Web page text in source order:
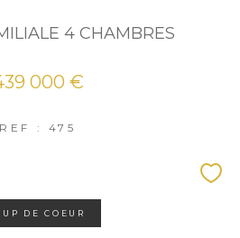
4 CHAMBRES
000 €
REF : 475
DE COEUR